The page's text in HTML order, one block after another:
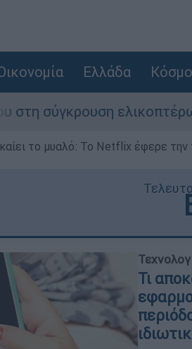
Ελλάδα
ελικοπτέρων
το μυαλό: Το Netflix έφερε την
Τι